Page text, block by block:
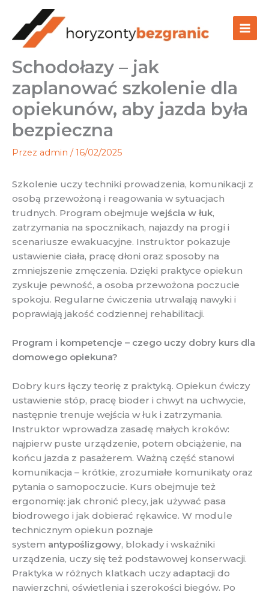
treści
Schodołazy – jak
zaplanować szkolenie dla
opiekunów, aby jazda była
bezpieczna
Przez admin / 16/02/2025
Szkolenie uczy techniki prowadzenia, komunikacji z
osobą przewożoną i reagowania w sytuacjach
trudnych. Program obejmuje wejścia w łuk,
zatrzymania na spocznikach, najazdy na progi i
scenariusze ewakuacyjne. Instruktor pokazuje
ustawienie ciała, pracę dłoni oraz sposoby na
zmniejszenie zmęczenia. Dzięki praktyce opiekun
zyskuje pewność, a osoba przewożona poczucie
spokoju. Regularne ćwiczenia utrwalają nawyki i
poprawiają jakość codziennej rehabilitacji.
Program i kompetencje – czego uczy dobry kurs dla
domowego opiekuna?
Dobry kurs łączy teorię z praktyką. Opiekun ćwiczy
ustawienie stóp, pracę bioder i chwyt na uchwycie,
następnie trenuje wejścia w łuk i zatrzymania.
Instruktor wprowadza zasadę małych kroków:
najpierw puste urządzenie, potem obciążenie, na
końcu jazda z pasażerem. Ważną część stanowi
komunikacja – krótkie, zrozumiałe komunikaty oraz
pytania o samopoczucie. Kurs obejmuje też
ergonomię: jak chronić plecy, jak używać pasa
biodrowego i jak dobierać rękawice. W module
technicznym opiekun poznaje
system antypoślizgowy, blokady i wskaźniki
urządzenia, uczy się też podstawowej konserwacji.
Praktyka w różnych klatkach uczy adaptacji do
nawierzchni, oświetlenia i szerokości biegów. Po